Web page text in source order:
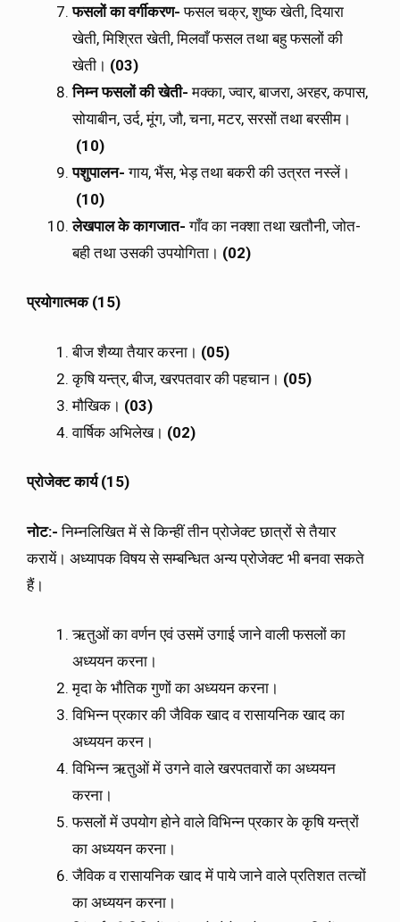
फसलों का वर्गीकरण- फसल चक्र, शुष्क खेती, दियारा
खेती, मिश्रित खेती, मिलवाँ फसल तथा बहु फसलों की
खेती। (03)
निम्न फसलों की खेती- मक्का, ज्वार, बाजरा, अरहर, कपास,
सोयाबीन, उर्द, मूंग, जौ, चना, मटर, सरसों तथा बरसीम।
(10)
पशुपालन- गाय, भैंस, भेड़ तथा बकरी की उत्रत नस्लें।
(10)
लेखपाल के कागजात- गाँव का नक्शा तथा खतौनी, जोत-
बही तथा उसकी उपयोगिता। (02)
प्रयोगात्मक (15)
बीज शैय्या तैयार करना। (05)
कृषि यन्त्र, बीज, खरपतवार की पहचान। (05)
मौखिक। (03)
वार्षिक अभिलेख। (02)
प्रोजेक्ट कार्य (15)
नोट:- निम्नलिखित में से किन्हीं तीन प्रोजेक्ट छात्रों से तैयार
करायें। अध्यापक विषय से सम्बन्धित अन्य प्रोजेक्ट भी बनवा सकते
हैं।
ऋतुओं का वर्णन एवं उसमें उगाई जाने वाली फसलों का
अध्ययन करना।
मृदा के भौतिक गुणों का अध्ययन करना।
विभिन्न प्रकार की जैविक खाद व रासायनिक खाद का
अध्ययन करन।
विभिन्न ऋतुओं में उगने वाले खरपतवारों का अध्ययन
करना।
फसलों में उपयोग होने वाले विभिन्न प्रकार के कृषि यन्त्रों
का अध्ययन करना।
जैविक व रासायनिक खाद में पाये जाने वाले प्रतिशत तत्चों
का अध्ययन करना।